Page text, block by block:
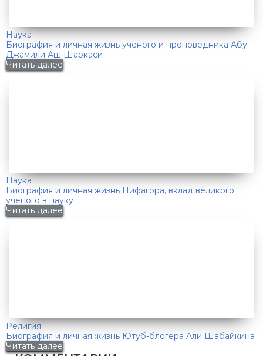
Наука
Биография и личная жизнь ученого и проповедника Абу
Джамили Аш Шаркаси
Читать далее
Наука
Биография и личная жизнь Пифагора, вклад великого
ученого в науку
Читать далее
Религия
Биография и личная жизнь Ютуб-блогера Али Шабайкина
Читать далее